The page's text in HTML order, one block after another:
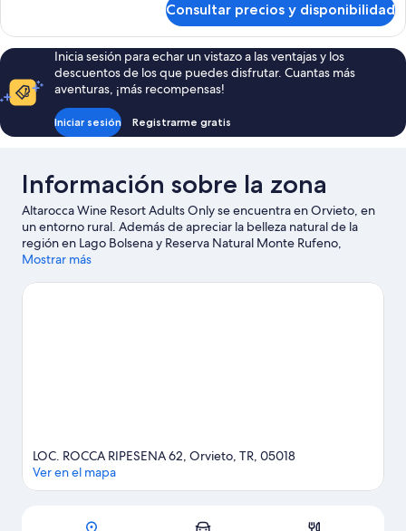
Suite
King,
Panoramic,
Annex
Building
Consultar precios y disponibilidad
Inicia sesión para echar un vistazo a las ventajas y los
descuentos de los que puedes disfrutar. Cuantas más
aventuras, ¡más recompensas!
Iniciar sesión Registrarme gratis
Información sobre la zona
Altarocca Wine Resort Adults Only se encuentra en Orvieto, en
un entorno rural. Además de apreciar la belleza natural de la
región en Lago Bolsena y Reserva Natural Monte Rufeno,
también puedes visitar lugares fundamentales para los
Geológico e delle Frane. Bowling 3C y Termas de Orte también
Mostrar más
Mapa
LOC. ROCCA RIPESENA 62, Orvieto, TR, 05018
Ver en el mapa